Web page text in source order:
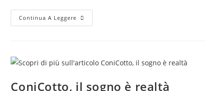
Continua A Leggere
ConiCotto, il sogno è realtà